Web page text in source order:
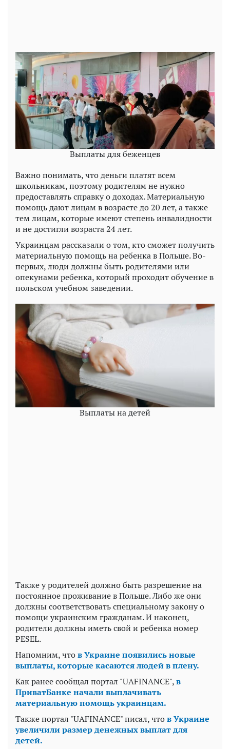
Выплаты для беженцев
Важно понимать, что деньги платят всем
школьникам, поэтому родителям не нужно
предоставлять справку о доходах. Материальную
помощь дают лицам в возрасте до 20 лет, а также
тем лицам, которые имеют степень инвалидности
и не достигли возраста 24 лет.
Украинцам рассказали о том, кто сможет получить
материальную помощь на ребенка в Польше. Во-
первых, люди должны быть родителями или
опекунами ребенка, который проходит обучение в
польском учебном заведении.
Выплаты на детей
Также у родителей должно быть разрешение на
постоянное проживание в Польше. Либо же они
должны соответствовать специальному закону о
помощи украинским гражданам. И наконец,
родители должны иметь свой и ребенка номер
PESEL.
Напомним, чтов Украине появились новые
выплаты, которые касаются людей в плену.
Как ранее сообщал портал "UAFINANCE",в
ПриватБанке начали выплачивать
материальную помощь украинцам.
Также портал "UAFINANCE" писал, чтов Украине
увеличили размер денежных выплат для
детей.